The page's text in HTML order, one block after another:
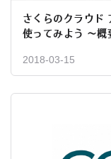
さくらのクラウド
使ってみよう ～概
2018-03-15